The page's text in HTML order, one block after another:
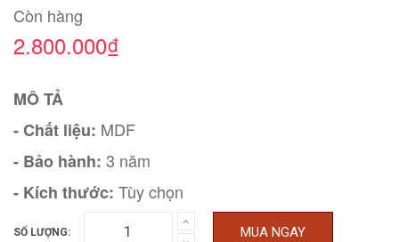
Còn hàng
2.800.000₫
MÔ TẢ
- Chất liệu: MDF
- Bảo hành: 3 năm
- Kích thước: Tùy chọn
SỐ LƯỢNG: MUA NGAY